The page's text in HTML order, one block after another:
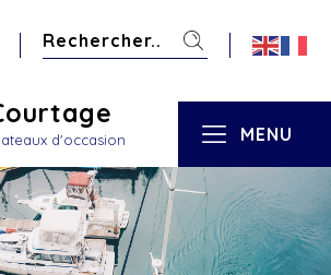
d'occasion MENU